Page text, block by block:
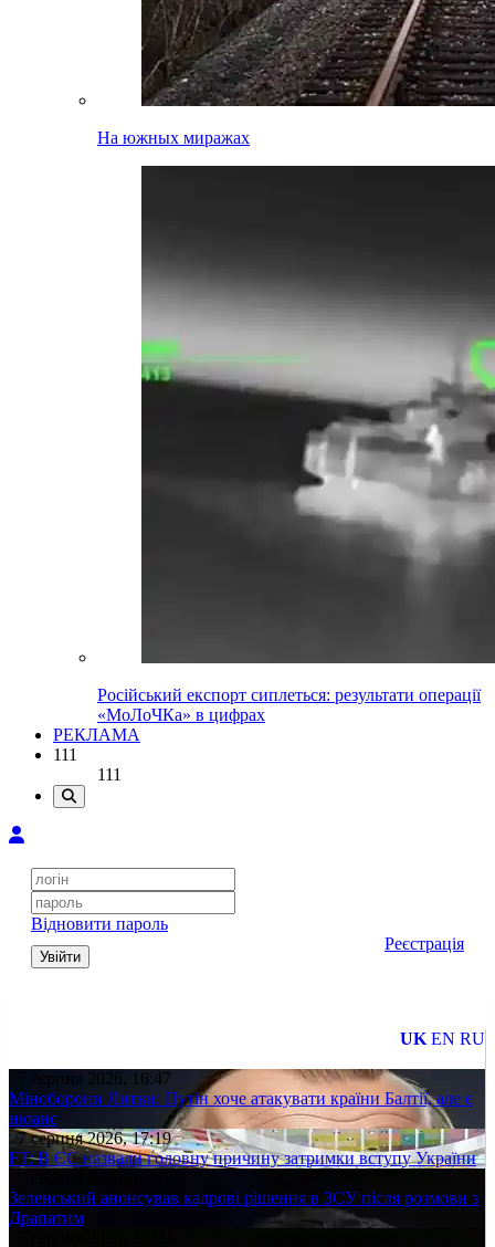
На южных миражах
Російський експорт сиплеться: результати операції
«МоЛоЧКа» в цифрах
РЕКЛАМА
111
111
Відновити пароль
Увійти
Реєстрація
UK EN RU
7 серпня 2026, 16:47
Міноборони Литви: Путін хоче атакувати країни Балтії, але є
нюанс
7 серпня 2026, 17:19
FT: В ЄС назвали головну причину затримки вступу України
Зеленський анонсував кадрові рішення в ЗСУ після розмови з
Драпатим